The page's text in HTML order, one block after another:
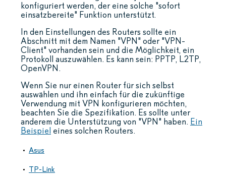
konfiguriert werden, der eine solche "sofort
einsatzbereite" Funktion unterstützt.
In den Einstellungen des Routers sollte ein
Abschnitt mit dem Namen "VPN" oder "VPN-
Client" vorhanden sein und die Möglichkeit, ein
Protokoll auszuwählen. Es kann sein: PPTP, L2TP,
OpenVPN.
Wenn Sie nur einen Router für sich selbst
auswählen und ihn einfach für die zukünftige
Verwendung mit VPN konfigurieren möchten,
beachten Sie die Spezifikation. Es sollte unter
anderem die Unterstützung von "VPN" haben. Ein
Beispiel eines solchen Routers.
Asus
TP-Link